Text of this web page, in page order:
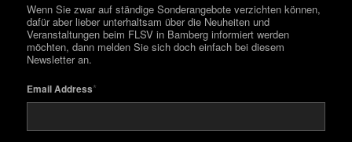
Wenn Sie zwar auf ständige Sonderangebote verzichten können,
dafür aber lieber unterhaltsam über die Neuheiten und
Veranstaltungen beim FLSV in Bamberg informiert werden
möchten, dann melden Sie sich doch einfach bei diesem
Newsletter an.
Email Address*